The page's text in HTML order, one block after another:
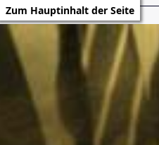
Zum Hauptinhalt der Seite